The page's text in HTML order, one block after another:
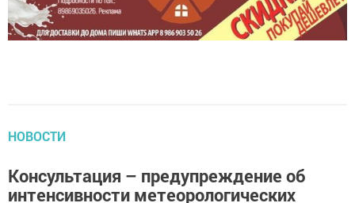
НОВОСТИ
Консультация – предупреждение об
интенсивности метеорологических